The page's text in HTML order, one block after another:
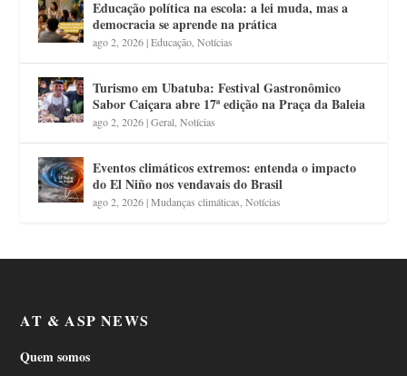
Educação política na escola: a lei muda, mas a
democracia se aprende na prática
ago 2, 2026|Educação ,Notícias
Turismo em Ubatuba: Festival Gastronômico
Sabor Caiçara abre 17ª edição na Praça da Baleia
ago 2, 2026|Geral ,Notícias
Eventos climáticos extremos: entenda o impacto
do El Niño nos vendavais do Brasil
ago 2, 2026|Mudanças climáticas ,Notícias
AT & ASP NEWS
Quem somos